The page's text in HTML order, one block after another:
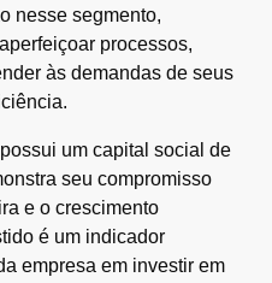
nesse segmento,
processos,
às demandas de seus
um capital social de
seu compromisso
e o crescimento
é um indicador
empresa em investir em